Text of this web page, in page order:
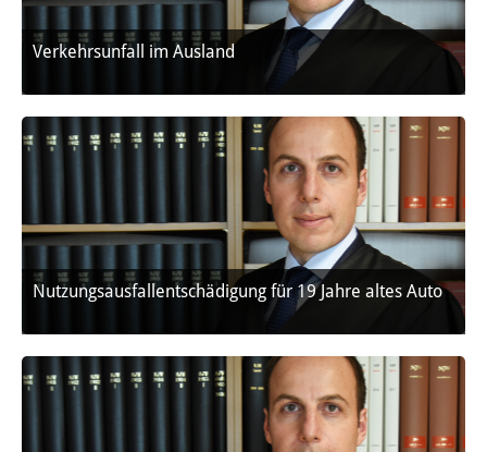
Verkehrsunfall im Ausland
Nutzungsausfallentschädigung für 19 Jahre altes Auto